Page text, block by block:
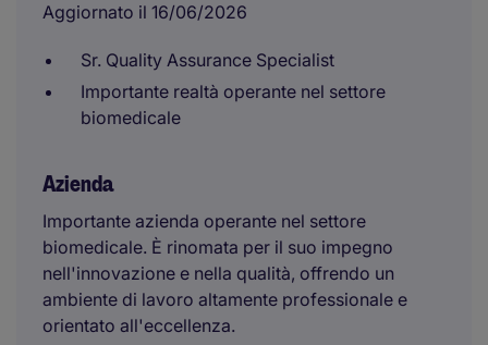
Aggiornato il 16/06/2026
Sr. Quality Assurance Specialist
Importante realtà operante nel settore
biomedicale
Azienda
Importante azienda operante nel settore
biomedicale. È rinomata per il suo impegno
nell'innovazione e nella qualità, offrendo un
ambiente di lavoro altamente professionale e
orientato all'eccellenza.